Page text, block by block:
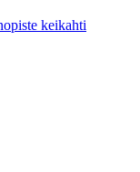
keikahti